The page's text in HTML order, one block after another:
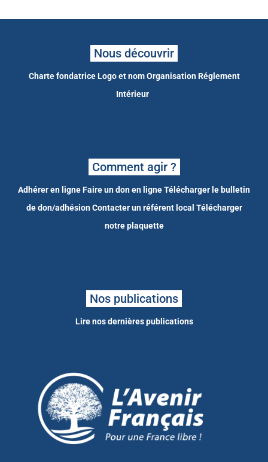
Nous découvrir
Charte fondatrice Logo et nom Organisation Réglement
Intérieur
Comment agir ?
Adhérer en ligneFaire un don en ligneTélécharger le bulletin
de don/adhésion Contacter un référent local Télécharger
notre plaquette
Nos publications
Lire nos dernières publications